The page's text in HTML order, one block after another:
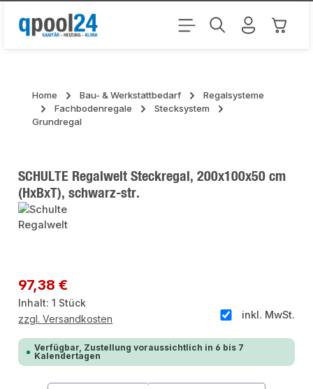
Zum Hauptinhalt springen
Home Bau- & Werkstattbedarf
Regalsysteme
Fachbodenregale
Stecksystem
Grundregal
SCHULTE Regalwelt Steckregal, 200x100x50 cm
(HxBxT), schwarz-str.
Regulärer Preis:
97,38 €
Inhalt:1 Stück
inkl. MwSt.
zzgl. Versandkosten
Verfügbar, Zustellung voraussichtlich in 6 bis 7
Kalendertagen